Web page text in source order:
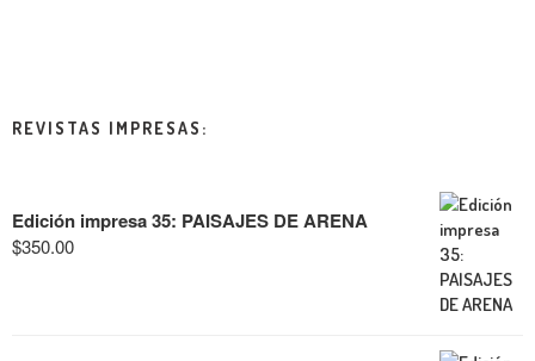
REVISTAS IMPRESAS:
Edición impresa 35: PAISAJES DE ARENA
$350.00